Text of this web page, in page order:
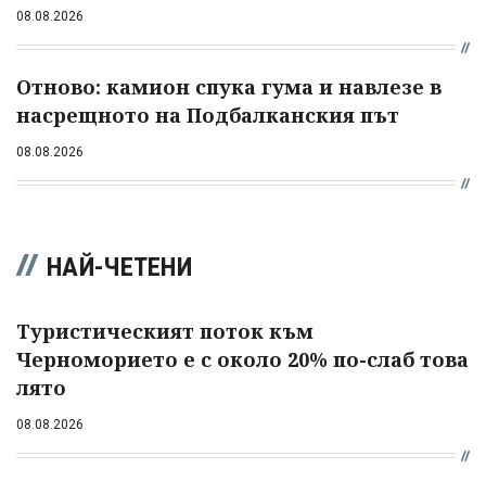
08.08.2026
Отново: камион спука гума и навлезе в
насрещното на Подбалканския път
08.08.2026
НАЙ-ЧЕТЕНИ
Туристическият поток към
Черноморието е с около 20% по-слаб това
лято
08.08.2026